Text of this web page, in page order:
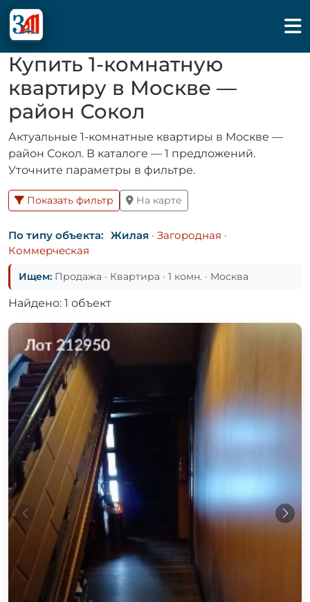
Купить 1-комнатную
квартиру в Москве —
район Сокол
Актуальные 1-комнатные квартиры в Москве —
район Сокол. В каталоге — 1 предложений.
Уточните параметры в фильтре.
Показать фильтр На карте
По типу объекта: Жилая · Загородная ·
Коммерческая
Ищем: Продажа · Квартира · 1 комн. · Москва
Найдено: 1 объект